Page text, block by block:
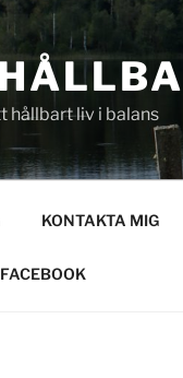
hållbart liv i balans
KONTAKTA MIG
FACEBOOK